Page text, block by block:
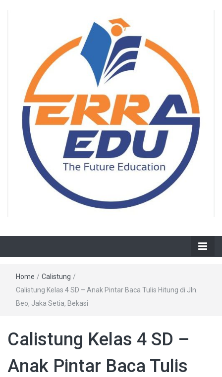
Home / Calistung /
Calistung Kelas 4 SD – Anak Pintar Baca Tulis Hitung di Jln.
Beo, Jaka Setia, Bekasi
Calistung Kelas 4 SD –
Anak Pintar Baca Tulis